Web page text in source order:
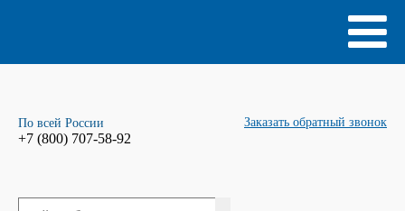
По всей России
+7 (800) 707-58-92
Заказать обратный звонок